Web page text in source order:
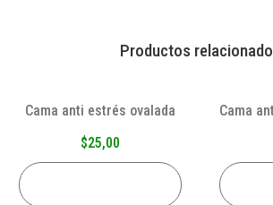
Productos
Cama anti estrés ovalada
$25,00
Cama